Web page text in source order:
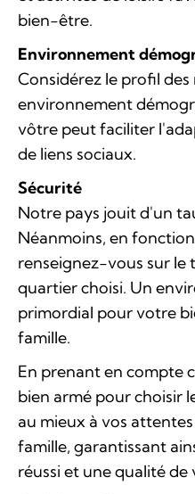
bien-être.
Environnement
Considérez le profil
environnement
vôtre peut faciliter
de liens sociaux.
Sécurité
Notre pays jouit d'un
Néanmoins, en
renseignez-vous sur le
quartier choisi. Un
primordial pour votre
famille.
En prenant en compte
bien armé pour choisir
au mieux à vos
famille, garantissant
réussi et une qualité de